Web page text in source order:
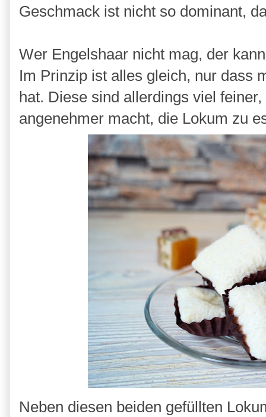
Geschmack ist nicht so dominant,
Wer Engelshaar nicht mag, der
Im Prinzip ist alles gleich, nur dass
hat. Diese sind allerdings viel
angenehmer macht, die Lokum zu
Neben diesen beiden gefüllten